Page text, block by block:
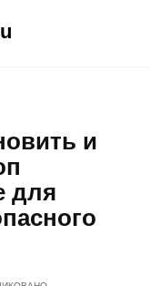
и
для